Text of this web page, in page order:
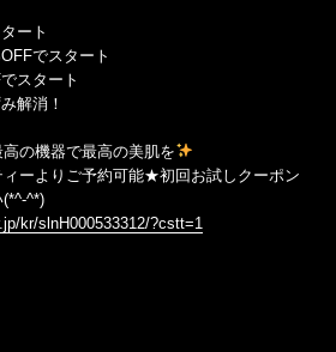
ート
でスタート
スタート
解消！
の機器で最高の美肌を
ーよりご予約可能★初回お試しクーポン
^*)
kr/slnH000533312/?cstt=1